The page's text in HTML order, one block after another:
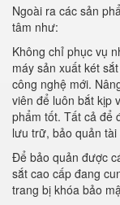
Ngoài ra các sản
tâm như:
Không chỉ phục vụ
máy sản xuất két
công nghệ mới.
viên để luôn bắt kịp
phẩm tốt. Tất cả để
lưu trữ, bảo quản
Để bảo quản được
sắt cao cấp đang
trang bị khóa bảo